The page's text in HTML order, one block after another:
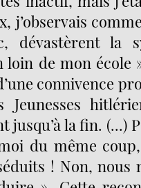
j’observais
dévastèrent la
loin de mon école
connivence
jusqu’à la fin. (...)
du même
! Non, nous